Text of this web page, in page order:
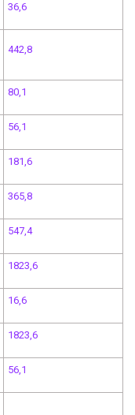
36,6
442,8
80,1
56,1
181,6
365,8
547,4
1823,6
16,6
1823,6
56,1